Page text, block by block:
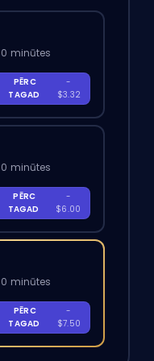
minūtes
PĒRC
TAGAD
-
$3.32
minūtes
PĒRC
TAGAD
-
$6.00
minūtes
PĒRC
TAGAD
-
$7.50